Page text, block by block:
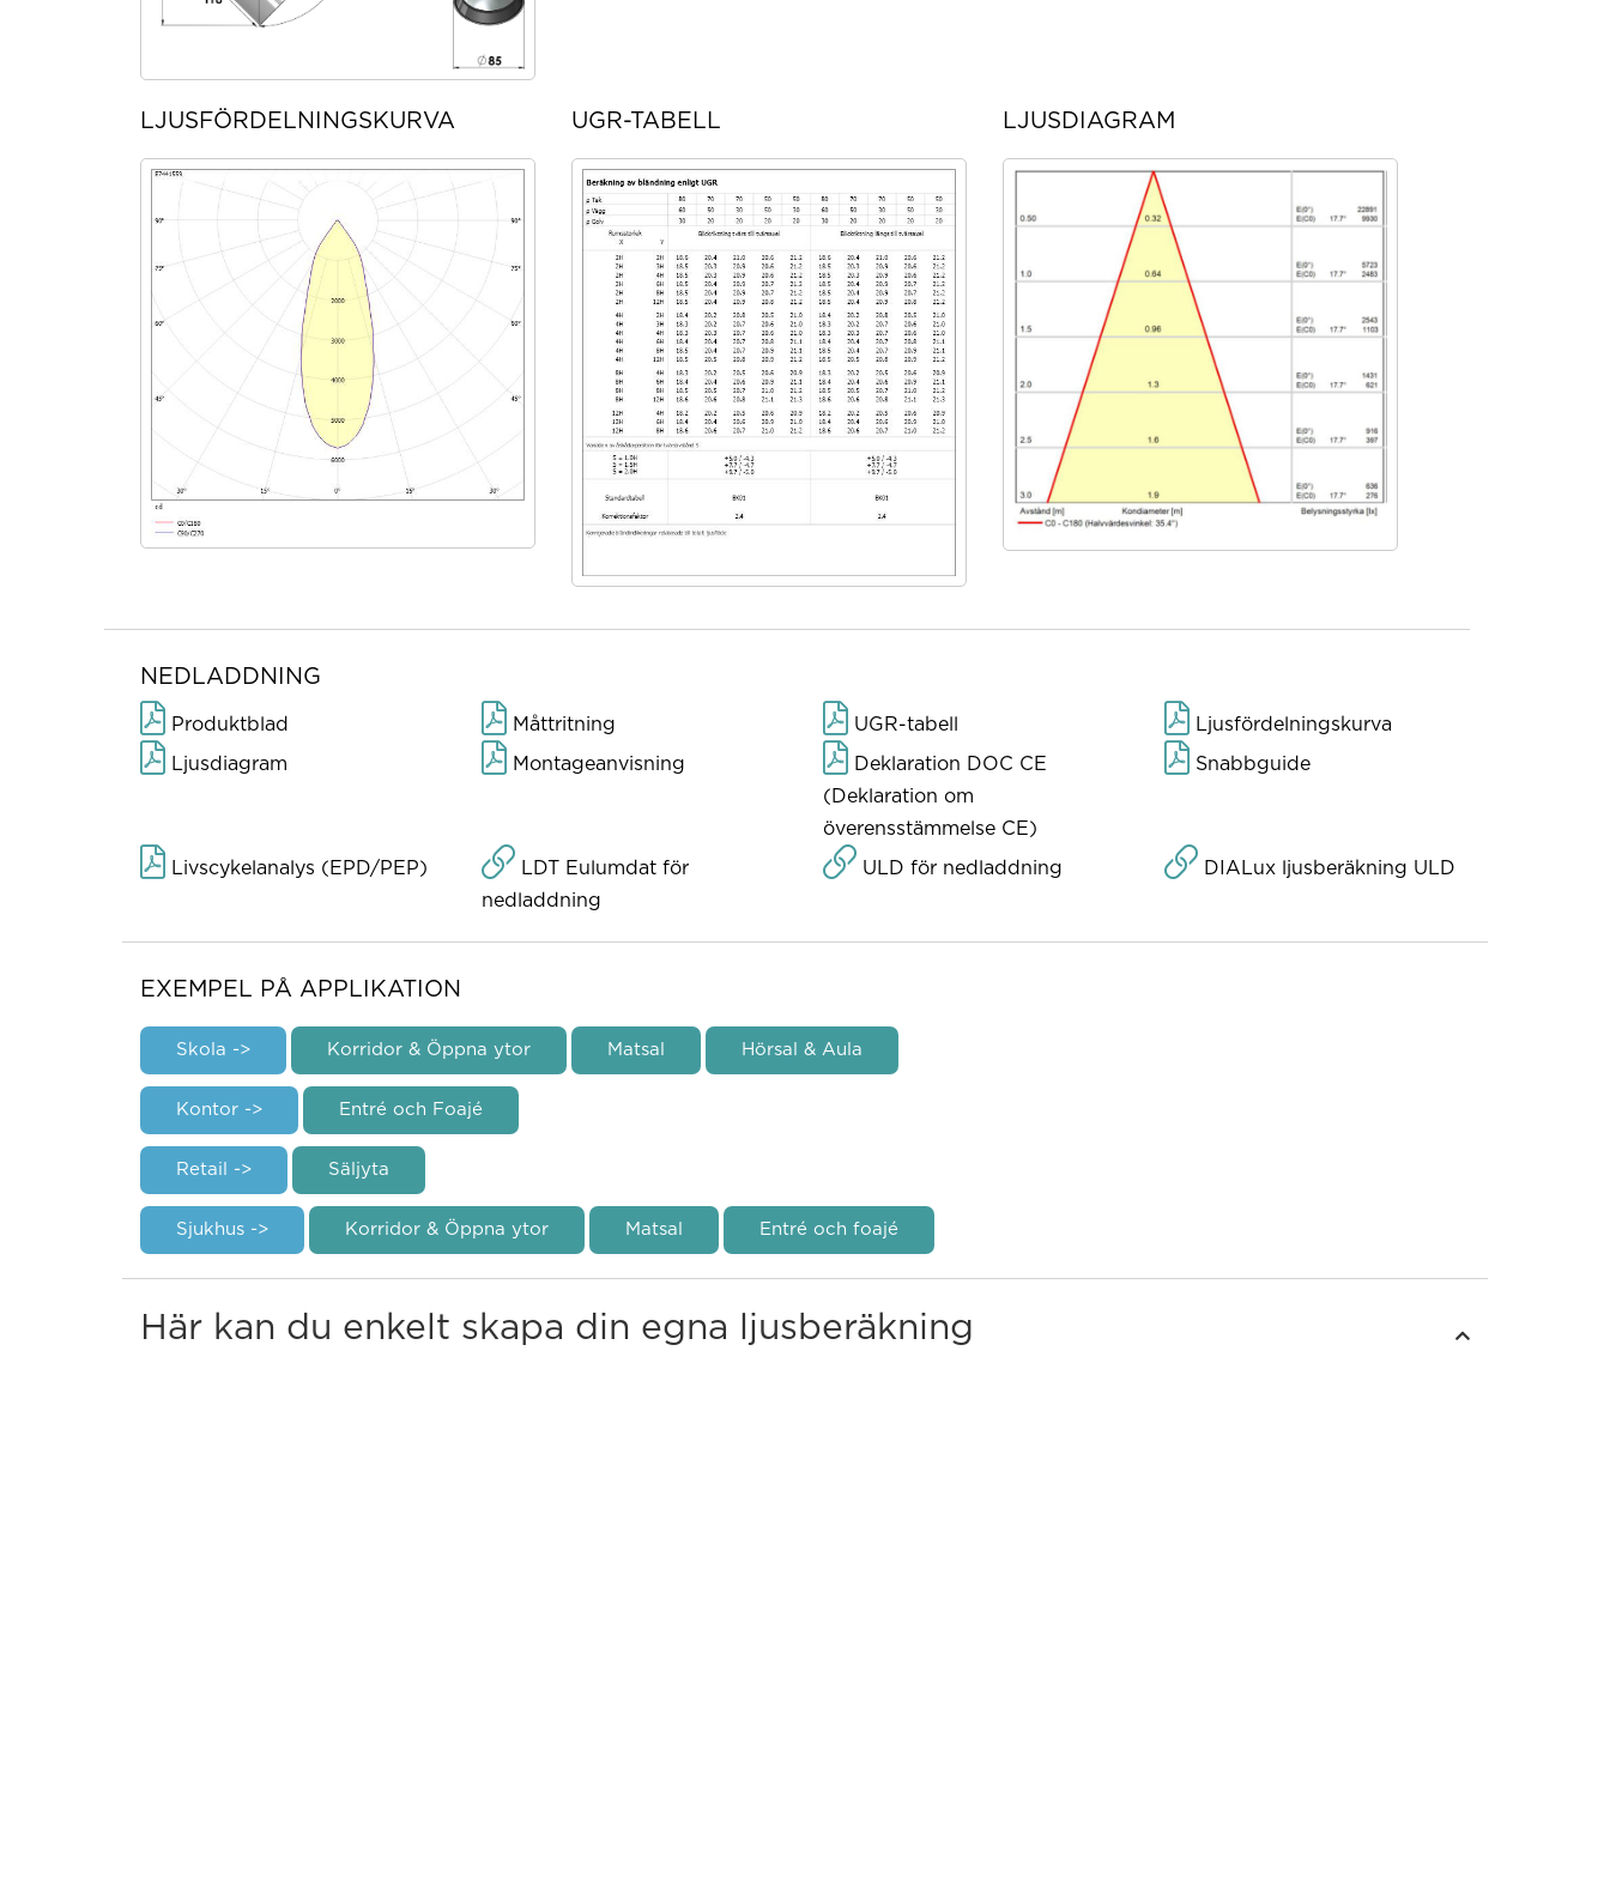
LJUSFÖRDELNINGSKURVA UGR-TABELL LJUSDIAGRAM
NEDLADDNING
Produktblad Måttritning UGR-tabell Ljusfördelningskurva
Ljusdiagram Montageanvisning
Deklaration DOC CE
(Deklaration om
överensstämmelse CE)
Snabbguide
Livscykelanalys (EPD/PEP)
LDT Eulumdat för
nedladdning
ULD för nedladdning DIALux ljusberäkning ULD
EXEMPEL PÅ APPLIKATION
Skola -> Korridor & Öppna ytor Matsal Hörsal & Aula
Kontor -> Entré och Foajé
Retail -> Säljyta
Sjukhus -> Korridor & Öppna ytor Matsal Entré och foajé
Här kan du enkelt skapa din egna ljusberäkning